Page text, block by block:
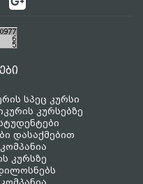
სპეც კურსი
კურსებზე
დასაქმებით
კურსზე